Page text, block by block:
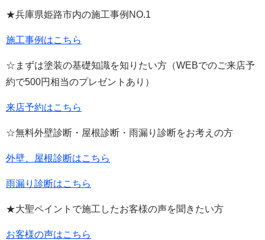
★兵庫県姫路市内の施工事例 NO.1
施工事例はこちら
☆まずは塗装の基礎知識を知りたい方（WEBでのご来店予
約で500円相当のプレゼントあり）
来店予約はこちら
☆無料外壁診断・屋根診断・雨漏り診断をお考えの方
外壁、屋根診断はこちら
雨漏り診断はこちら
★大聖ペイントで施工したお客様の声を聞きたい方
お客様の声はこちら